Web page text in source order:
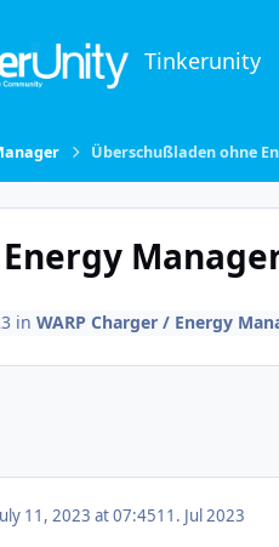
Tinkerunity
Überschußladen ohne
in WARP Charger / Energy
11, 2023 at 07:4511. Jul 2023